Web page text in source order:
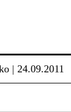
| 24.09.2011